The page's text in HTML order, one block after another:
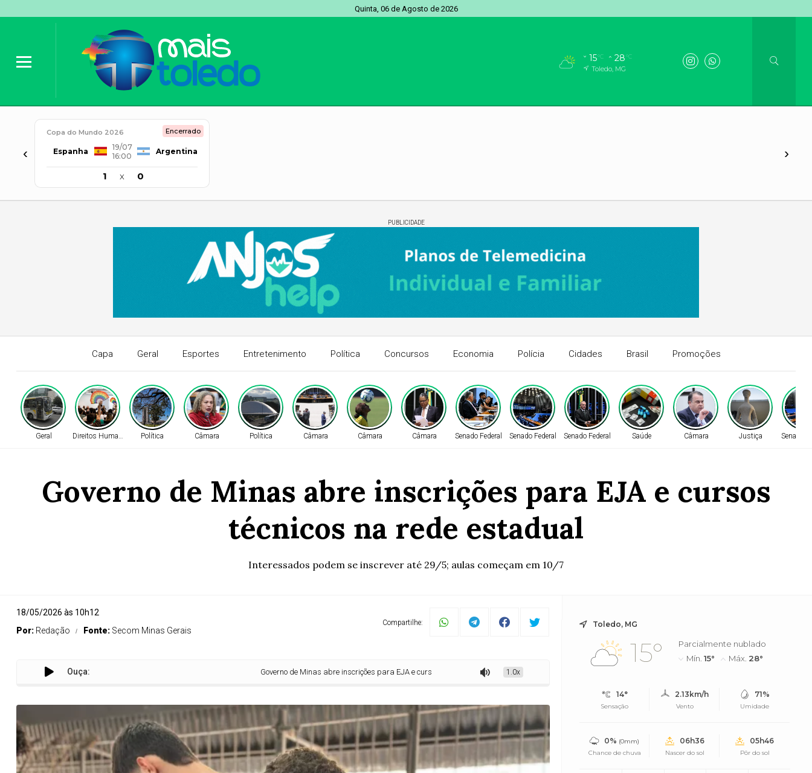
Quinta, 06 de Agosto de 2026
15°C 28°C
Toledo, MG
‹
Copa do Mundo 2026 Encerrado
Espanha
19/07
16:00
Argentina
1 x 0
›
PUBLICIDADE
Capa Geral Esportes Entretenimento Política Concursos Economia Polícia Cidades Brasil Promoções
Geral Direitos Humanos Política Câmara Política Câmara Câmara Câmara Senado Federal Senado Federal Senado Federal Saúde Câmara Justiça Senado
Governo de Minas abre inscrições para EJA e cursos
técnicos na rede estadual
Interessados podem se inscrever até 29/5; aulas começam em 10/7
18/05/2026 às 10h12
Por: Redação Fonte: Secom Minas Gerais
Compartilhe:
Ouça: Governo de Minas abre inscrições para EJA e cursos técnicos na rede estadual 1.0x
Toledo, MG
15°
Parcialmente nublado
Mín.15° Máx. 28°
14°
Sensação
2.13km/h
Vento
71%
Umidade
0% (0mm)
Chance de chuva
06h36
Nascer do sol
05h46
Pôr do sol